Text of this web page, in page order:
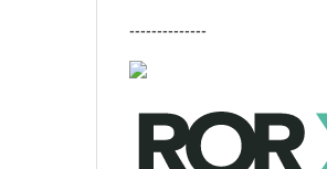
--------------